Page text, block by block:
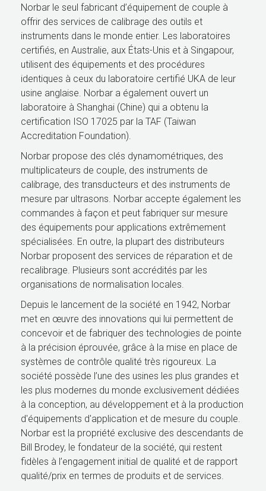
Norbar le seul fabricant d’équipement de couple à
offrir des services de calibrage des outils et
instruments dans le monde entier. Les laboratoires
certifiés, en Australie, aux États-Unis et à Singapour,
utilisent des équipements et des procédures
identiques à ceux du laboratoire certifié UKA de leur
usine anglaise. Norbar a également ouvert un
laboratoire à Shanghai (Chine) qui a obtenu la
certification ISO 17025 par la TAF (Taiwan
Accreditation Foundation).
Norbar propose des clés dynamométriques, des
multiplicateurs de couple, des instruments de
calibrage, des transducteurs et des instruments de
mesure par ultrasons. Norbar accepte également les
commandes à façon et peut fabriquer sur mesure
des équipements pour applications extrêmement
spécialisées. En outre, la plupart des distributeurs
Norbar proposent des services de réparation et de
recalibrage. Plusieurs sont accrédités par les
organisations de normalisation locales.
Depuis le lancement de la société en 1942, Norbar
met en œuvre des innovations qui lui permettent de
concevoir et de fabriquer des technologies de pointe
à la précision éprouvée, grâce à la mise en place de
systèmes de contrôle qualité très rigoureux. La
société possède l’une des usines les plus grandes et
les plus modernes du monde exclusivement dédiées
à la conception, au développement et à la production
d'équipements d'application et de mesure du couple.
Norbar est la propriété exclusive des descendants de
Bill Brodey, le fondateur de la société, qui restent
fidèles à l’engagement initial de qualité et de rapport
qualité/prix en termes de produits et de services.